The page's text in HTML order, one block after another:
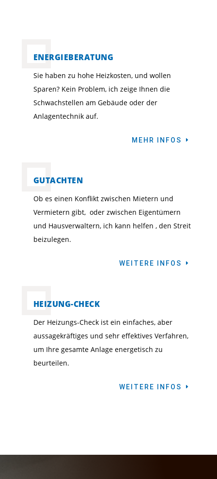
ENERGIEBERATUNG
Sie haben zu hohe Heizkosten, und wollen
Sparen? Kein Problem, ich zeige Ihnen die
Schwachstellen am Gebäude oder der
Anlagentechnik auf.
MEHR INFOS
GUTACHTEN
Ob es einen Konflikt zwischen Mietern und
Vermietern gibt, oder zwischen Eigentümern
und Hausverwaltern, ich kann helfen , den Streit
beizulegen.
WEITERE INFOS
HEIZUNG-CHECK
Der Heizungs-Check ist ein einfaches, aber
aussagekräftiges und sehr effektives Verfahren,
um Ihre gesamte Anlage energetisch zu
beurteilen.
WEITERE INFOS